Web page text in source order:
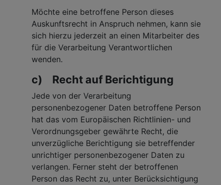
Möchte eine betroffene Person dieses
Auskunftsrecht in Anspruch nehmen, kann sie
sich hierzu jederzeit an einen Mitarbeiter des
für die Verarbeitung Verantwortlichen
wenden.
c) Recht auf Berichtigung
Jede von der Verarbeitung
personenbezogener Daten betroffene Person
hat das vom Europäischen Richtlinien- und
Verordnungsgeber gewährte Recht, die
unverzügliche Berichtigung sie betreffender
unrichtiger personenbezogener Daten zu
verlangen. Ferner steht der betroffenen
Person das Recht zu, unter Berücksichtigung